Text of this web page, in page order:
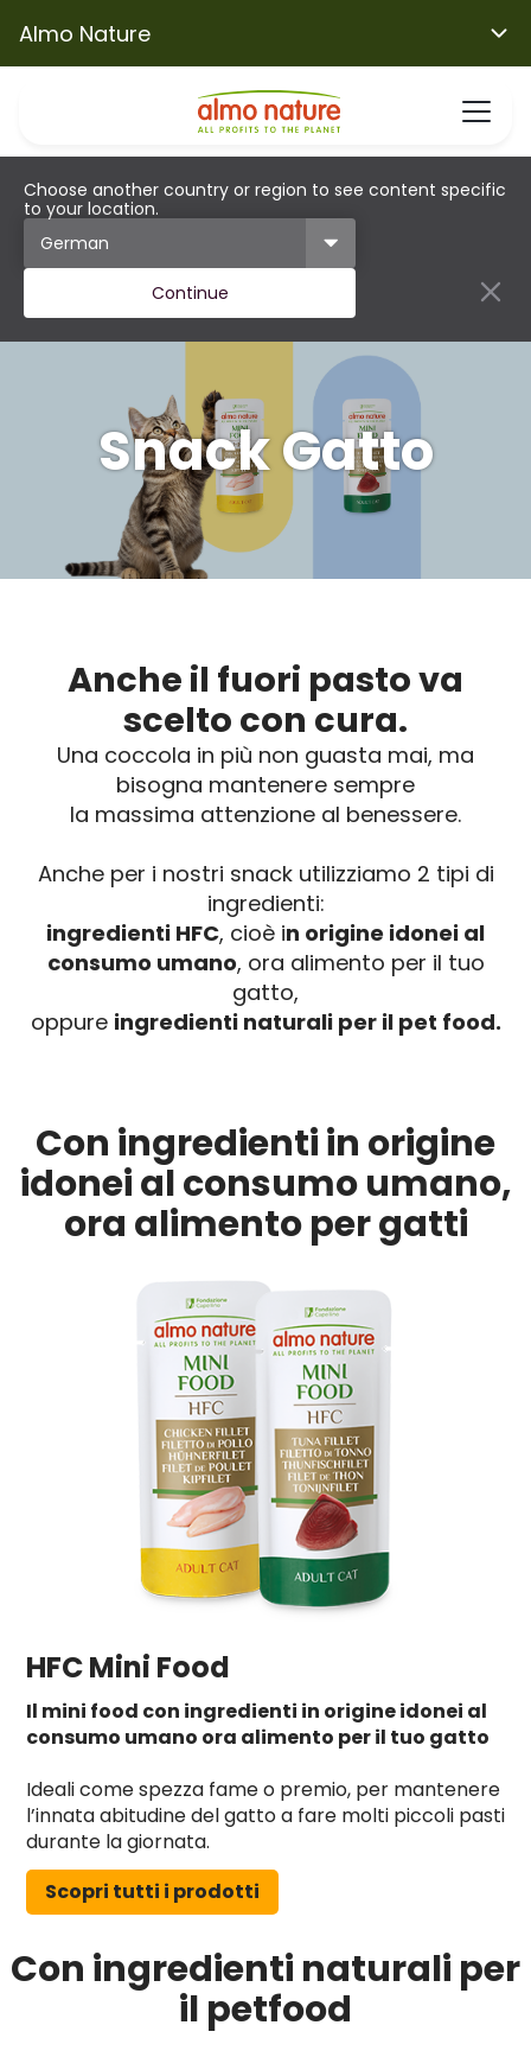
Almo Nature
Choose another country or region to see content specific
to your location.
Continue
Snack
Anche il fuori pasto va
scelto con cura.
Una coccola in più non guasta mai, ma
bisogna mantenere sempre
la massima attenzione al benessere.
Anche per i nostri snack utilizziamo 2 tipi di
ingredienti:
ingredienti HFC, cioè in origine idonei al
consumo umano, ora alimento per il tuo
gatto,
oppure ingredienti naturali per il pet food.
Con ingredienti in origine
idonei al consumo umano,
ora alimento per gatti
HFC Mini Food
Il mini food con ingredienti in origine idonei al
consumo umano ora alimento per il tuo gatto
Ideali come spezza fame o premio, per mantenere
l’innata abitudine del gatto a fare molti piccoli pasti
durante la giornata.
Scopri tutti i prodotti
Con ingredienti naturali per
il petfood